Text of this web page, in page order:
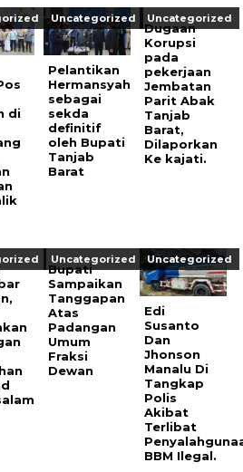
di
Uncategorized
Pelantikan
Hermansyah
sebagai
sekda
definitif
oleh Bupati
Tanjab
Barat
Uncategorized
Dugaan
Korupsi
pada
pekerjaan
Jembatan
Parit Abak
Tanjab
Barat,
Dilaporkan
Ke kajati.
Uncategorized
Bupati
Sampaikan
Tanggapan
Atas
Padangan
Umum
Fraksi
Dewan
Uncategorized
Edi
Susanto
Dan
Jhonson
Manalu Di
Tangkap
Polis
Akibat
Terlibat
BBM Ilegal.